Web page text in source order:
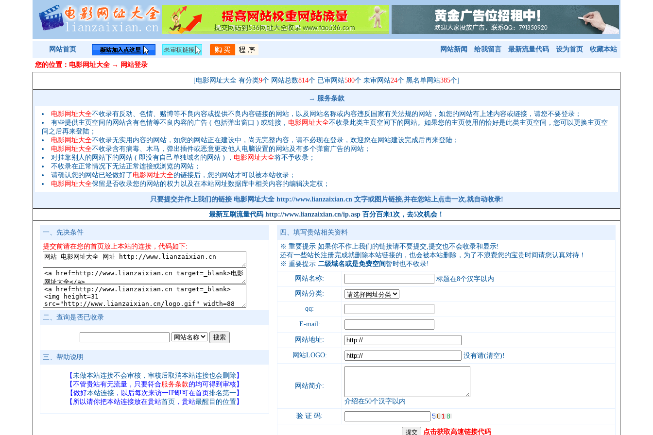
网站首页 网站新闻 给我留言 最新流量代码 设为首页 收藏本站
您的位置： 电影网址大全 → 网站登录
[电影网址大全 有分类9个 网站总数814个 已审网站580个 未审网站24个 黑名单网站385个]
→ 服务条款
电影网址大全不收录有反动、色情、赌博等不良内容或提供不良内容链接的网站，以及网站名称或内容违反国家有关法规的网站，如您的网站有上述内容或链接，请您不要登录；
有些提供主页空间的网站含有色情等不良内容的广告 ( 包括弹出窗口 ) 或链接， 电影网址大全不收录此类主页空间下的网站。如果您的主页使用的恰好是此类主页空间，您可以更换主页空
间之后再来登陆；
电影网址大全不收录无实用内容的网站，如您的网站正在建设中，尚无完整内容，请不必现在登录，欢迎您在网站建设完成后再来登陆；
电影网址大全不收录含有病毒、木马，弹出插件或恶意更改他人电脑设置的网站及有多个弹窗广告的网站；
对挂靠别人的网站下的网站 ( 即没有自己单独域名的网站 ) ， 电影网址大全将不予收录；
不收录在正常情况下无法正常连接或浏览的网站；
请确认您的网站已经做好了 电影网址大全的链接后，您的网站才可以被本站收录；
电影网址大全保留是否收录您的网站的权力以及在本站网址数据库中相关内容的编辑决定权；
只要提交并作上我们的链接 电影网址大全 http://www.lianzaixian.cn 文字或图片链接,并在您站上点击一次,就自动收录!
最新互刷流量代码 http://www.lianzaixian.cn/ip.asp 百分百来1次，去5次机会！
一、先决条件
提交前请在您的首页放上本站的连接，代码如下:
二、查询是否已收录
三、帮助说明
【未做本站连接不会审核，审核后取消本站连接也会删除 】
【不管贵站有无流量，只要符合服务条款的均可得到审核】
【做好本站连接，以后每次来访一IP即可在首页排名第一】
【所以请你把本站连接放在贵站首页 ，贵站最醒目的位置】
四、填写贵站相关资料
※ 重要提示 如果你不作上我们的链接请不要提交,提交也不会收录和显示!
还有一些站长注册完成就删除本站链接的 ， 也会被本站删除 ，为了不浪费您的宝贵时间请您认真对待 ！
※ 重要提示 二级域名或是免费空间暂时也不收录!
网站名称:
标题在8个汉字以内
网站分类:
qq:
E-mail:
网站地址:
网站LOGO: 没有请(清空)!
网站简介:
介绍在50个汉字以内
验 证 码:
点击获取高速链接代码